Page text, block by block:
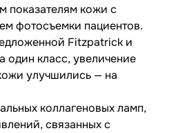
показателям кожи с
фотосъемки пациентов.
Fitzpatrick и
один класс, увеличение
улучшились — на
коллагеновых ламп,
связанных с